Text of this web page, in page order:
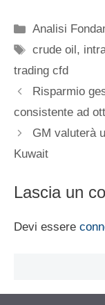
Categorie
Analisi
Tag
crude oil ,
trading cfd
Risparmio
consistente ad
GM valuterà
Kuwait
Lascia un
Devi essere